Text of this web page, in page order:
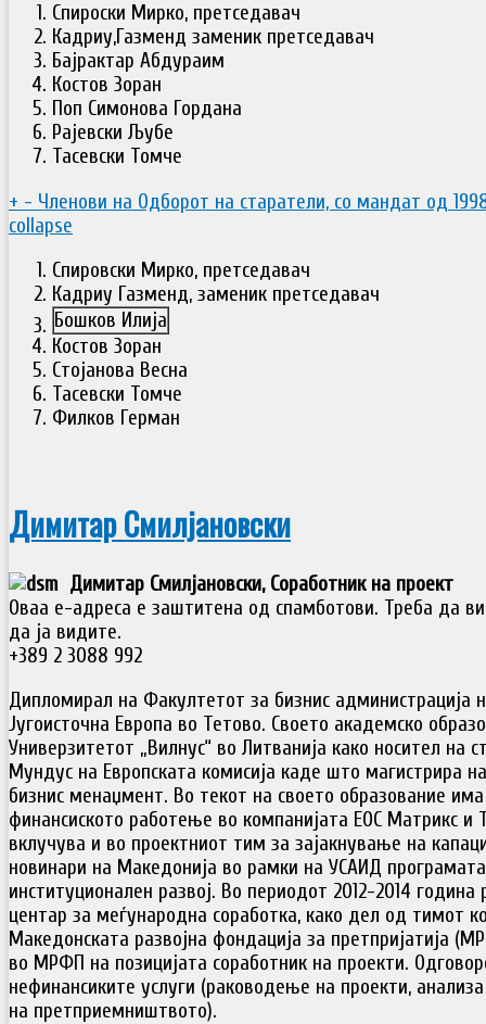
Спироски Мирко, претседавач
Кадриу,Газменд заменик претседавач
Бајрактар Абдураим
Костов Зоран
Поп Симонова Гордана
Рајевски Љубе
Тасевски Томче
+ - Членови на Одборот на старатели, со мандат од
collapse
Спировски Мирко, претседавач
Кадриу Газменд, заменик претседавач
Бошков Илија
Костов Зоран
Стојанова Весна
Тасевски Томче
Филков Герман
Димитар Смилјановски
Димитар Смилјановски, Соработник на проект
Оваа е-адреса е заштитена од спамботови. Треба да
да ја видите.
+389 2 3088 992
Дипломирал на Факултетот за бизнис администрација
Југоисточна Европа во Тетово. Своето академско
Универзитетот „Вилнус“ во Литванија како носител на
Мундус на Европската комисија каде што магистрира
бизнис менаџмент. Во текот на своето образование
финансиското работење во компанијата ЕОС Матрикс и
вклучува и во проектниот тим за зајакнување на
новинари на Македонија во рамки на УСАИД
институционален развој. Во периодот 2012-2014
центар за меѓународна соработка, како дел од тимот
Македонската развојна фондација за претпријатија
во МРФП на позицијата соработник на проекти.
нефинансиките услуги (раководење на проекти,
на претприемништвото).